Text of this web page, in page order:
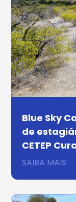
Blue Sky
de
CETEP
SAIBA MAIS